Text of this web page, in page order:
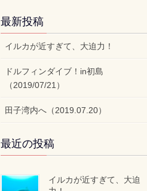
最新投稿
イルカが近すぎて、大迫力！
ドルフィンダイブ！in初島
（2019/07/21）
田子湾内へ（2019.07.20）
最近の投稿
イルカが近すぎて、大迫